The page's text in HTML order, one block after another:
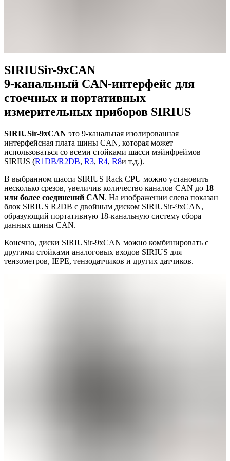
SIRIUSir-9xCAN
9-канальный CAN-интерфейс для
стоечных и портативных
измерительных приборов SIRIUS
SIRIUSir-9xCAN это 9-канальная изолированная
интерфейсная плата шины CAN, которая может
использоваться со всеми стойками шасси мэйнфреймов
SIRIUS (R1DB/R2DB, R3, R4, R8и т.д.).
В выбранном шасси SIRIUS Rack CPU можно установить
несколько срезов, увеличив количество каналов CAN до 18
или более соединений CAN. На изображении слева показан
блок SIRIUS R2DB с двойным диском SIRIUSir-9xCAN,
образующий портативную 18-канальную систему сбора
данных шины CAN.
Конечно, диски SIRIUSir-9xCAN можно комбинировать с
другими стойками аналоговых входов SIRIUS для
тензометров, IEPE, тензодатчиков и других датчиков.